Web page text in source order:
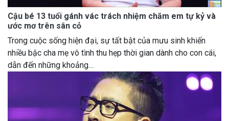
Cậu bé 13 tuổi gánh vác trách nhiệm chăm em tự kỷ và
ước mơ trên sân cỏ
Trong cuộc sống hiện đại, sự tất bật của mưu sinh khiến
nhiều bậc cha mẹ vô tình thu hẹp thời gian dành cho con cái,
dẫn đến những khoảng…